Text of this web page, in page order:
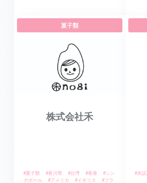
菓子類
株式会社禾
#菓子類 #香川県 #台湾 #香港
#シン
ガポール
#アメリカ #イギリス
#フラ
#未設